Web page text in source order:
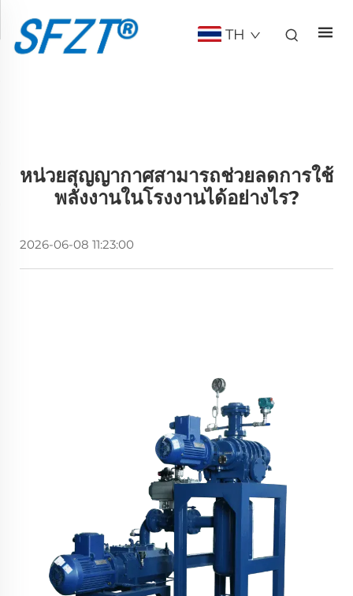
TH
หน่วยสุญญากาศสามารถช่วยลดการใช้
พลังงานในโรงงานได้อย่างไร?
2026-06-08 11:23:00